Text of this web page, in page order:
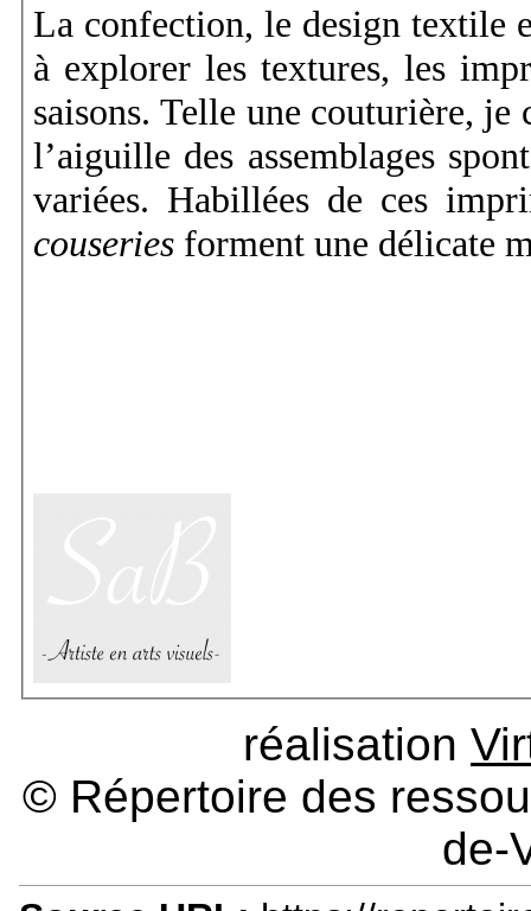
La confection, le design textile
à explorer les textures, les
saisons. Telle une couturière,
l’aiguille des assemblages
variées. Habillées de ces
couseries forment une délicate
réalisation
© Répertoire des
de-